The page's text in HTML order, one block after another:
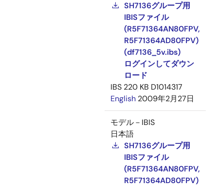
SH7136グループ用
IBISファイル
(R5F71364AN80FPV,
R5F71364AD80FPV)
(df7136_5v.ibs)
ログインしてダウン
ロード
IBS 220 KB D1014317
English 2009年2月27日
モデル－IBIS
日本語
SH7136グループ用
IBISファイル
(R5F71364AN80FPV,
R5F71364AD80FPV)